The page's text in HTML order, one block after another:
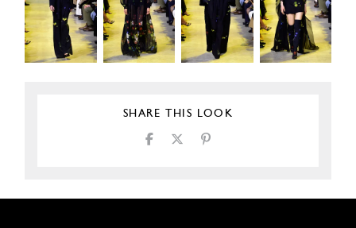
SHARE THIS LOOK